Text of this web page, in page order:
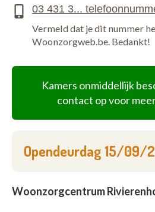
Kamers onmiddellijk
contact op voor
Opendeurdag15/09/
Woonzorgcentrum
Vermeld dat je dit nummer
Woonzorgweb.be. Bedankt!